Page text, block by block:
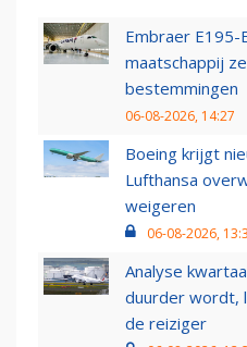
Embraer E195-
maatschappij
bestemmingen
06-08-2026, 14:27
Boeing krijgt
Lufthansa
weigeren
06-08-2026,
Analyse
duurder wordt,
de reiziger